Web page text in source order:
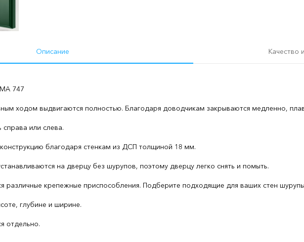
Описание Качество
747
ходом выдвигаются полностью. Благодаря доводчикам закрываются медленно,
или слева.
благодаря стенкам из ДСП толщиной 18 мм.
на дверцу без шурупов, поэтому дверцу легко снять и помыть.
различные крепежные приспособления. Подберите подходящие для ваших стен
глубине и ширине.
отдельно.